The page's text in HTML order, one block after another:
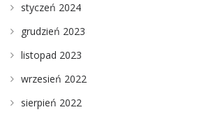
styczeń 2024
grudzień 2023
listopad 2023
wrzesień 2022
sierpień 2022